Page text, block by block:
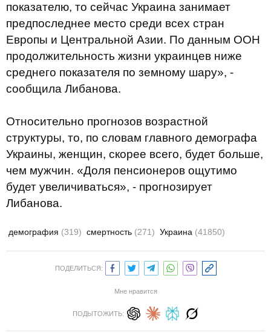
показателю, то сейчас Украина занимает
предпоследнее место среди всех стран
Европы и Центральной Азии. По данным ООН
продолжительность жизни украинцев ниже
среднего показателя по земному шару», -
сообщила Либанова.
Относительно прогнозов возрастной
структуры, то, по словам главного демографа
Украины, женщин, скорее всего, будет больше,
чем мужчин. «Доля пенсионеров ощутимо
будет увеличиваться», - прогнозирует
Либанова.
демография (319) смертность (271) Украина (41850)
ПОДЕЛИТЬСЯ:
Мне нравится
ПОДЫТОЖИТЬ: